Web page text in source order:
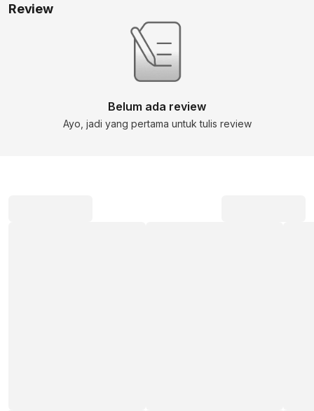
Review
Belum ada review
Ayo, jadi yang pertama untuk tulis review